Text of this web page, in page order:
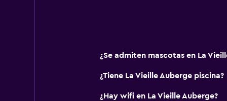
Terraza/patio
Terraza
¿Se admiten mascotas en La
¿Tiene La Vieille Auberge piscina?
¿Hay wifi en La Vieille Auberge?